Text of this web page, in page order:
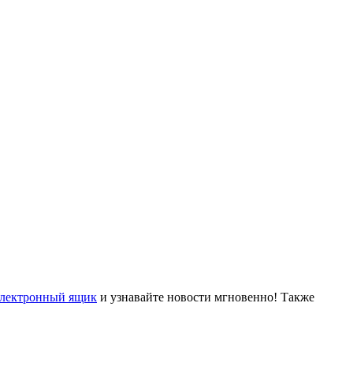
ящик и узнавайте новости мгновенно! Также